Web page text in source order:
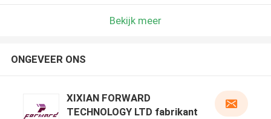
Bekijk meer
ONGEVEER ONS
XIXIAN FORWARD
TECHNOLOGY LTD fabrikant